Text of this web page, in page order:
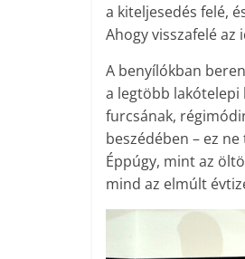
a kiteljesedés felé,
Ahogy visszafelé
A benyílókban
a legtöbb lakótelepi
furcsának,
beszédében – ez
Éppúgy, mint az
mind az elmúlt